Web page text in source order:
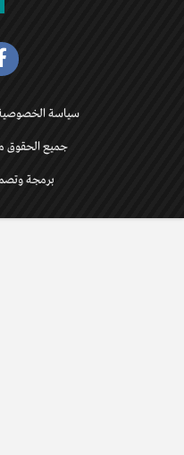
سياسة
جميع الحقوق
برمجة